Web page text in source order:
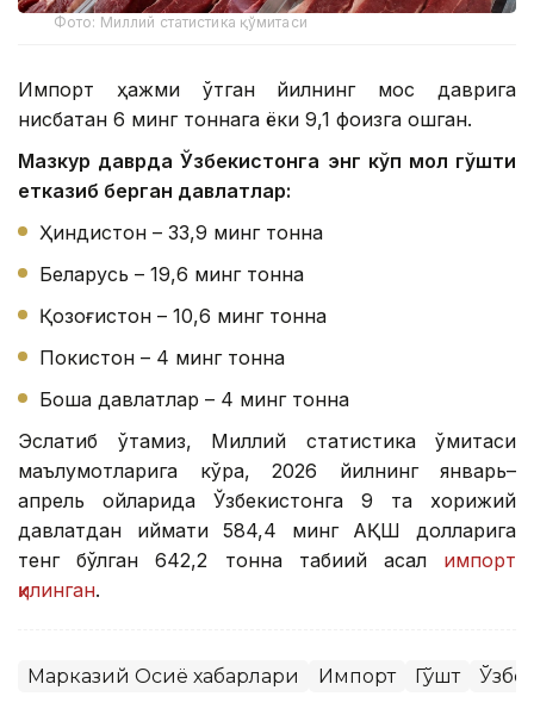
Фото: Миллий статистика қўмитаси
Импорт ҳажми ўтган йилнинг мос даврига
нисбатан 6 минг тоннага ёки 9,1 фоизга ошган.
Мазкур даврда Ўзбекистонга энг кўп мол гўшти
етказиб берган давлатлар:
Ҳиндистон – 33,9 минг тонна
Беларусь – 19,6 минг тонна
Қозоғистон – 10,6 минг тонна
Покистон – 4 минг тонна
Бошқа давлатлар – 4 минг тонна
Эслатиб ўтамиз, Миллий статистика қўмитаси
маълумотларига кўра, 2026 йилнинг январь–
апрель ойларида Ўзбекистонга 9 та хорижий
давлатдан қиймати 584,4 минг АҚШ долларига
тенг бўлган 642,2 тонна табиий асал импорт
қилинган.
Марказий Осиё хабарлари Импорт Гўшт